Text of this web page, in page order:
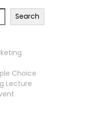
Search
Choice
Lecture